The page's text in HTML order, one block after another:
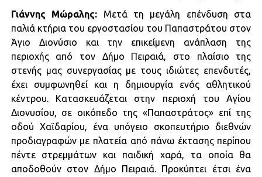
Γιάννης Μώραλης: Μετά τη μεγάλη επένδυση στα
παλιά κτήρια του εργοστασίου του Παπαστράτου στον
Άγιο Διονύσιο και την επικείμενη ανάπλαση της
περιοχής από τον Δήμο Πειραιά, στο πλαίσιο της
στενής μας συνεργασίας με τους ιδιώτες επενδυτές,
έχει συμφωνηθεί και η δημιουργία ενός αθλητικού
κέντρου. Κατασκευάζεται στην περιοχή του Αγίου
Διονυσίου, σε οικόπεδο της «Παπαστράτος» επί της
οδού Χαϊδαρίου, ένα υπόγειο σκοπευτήριο διεθνών
προδιαγραφών με πλατεία από πάνω έκτασης περίπου
πέντε στρεμμάτων και παιδική χαρά, τα οποία θα
αποδοθούν στον Δήμο Πειραιά. Προκύπτει έτσι ένα